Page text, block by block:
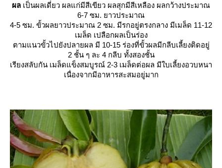
ผล เป็นผลเดี่ยว ผลแก่มีสีเขียว ผลสุกมีสีเหลือง ผลกว้างประมาณ
6-7 ซม. ยาวประมาณ
4-5 ซม. ขั้วผลยาวประมาณ 2 ซม. มีรกอยู่ตรงกลาง มีเมล็ด 11-12
เมล็ด เปลือกผลเป็นร่อง
ตามแนวขั้วไปยังปลายผล มี 10-15 ร่องที่ขั้วผลมีกลีบเลี้ยงติดอยู่
2 ชั้น ๆ ละ 4 กลีบ ทั้งสองชั้น
เรียงสลับกัน เมล็ดแข็งสมบูรณ์ 2-3 เมล็ดต่อผล มีใบเลี้ยงอวบหนา
เนื่องจากมีอาหารสะสมอยู่มาก